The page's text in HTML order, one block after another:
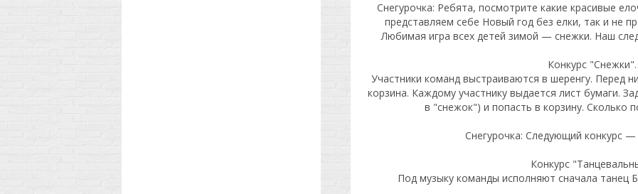
Снегурочка: Ребята, посмотрите какие красивые
представляем себе Новый год без елки, так и не
Любимая игра всех детей зимой — снежки. Наш
Конкурс "Снежки".
Участники команд выстраиваются в шеренгу. Перед
корзина. Каждому участнику выдается лист бумаги.
в "снежок") и попасть в корзину. Сколько
Снегурочка: Следующий конкурс
Конкурс
Под музыку команды исполняют сначала танец